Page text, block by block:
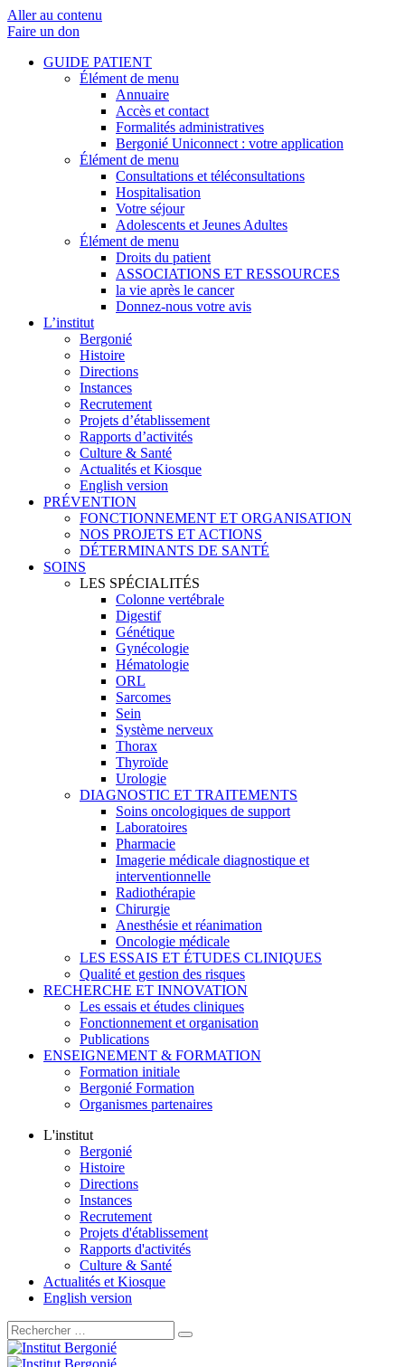
Aller au contenu
Faire un don
GUIDE PATIENT
Élément de menu
Annuaire
Accès et contact
Formalités administratives
Bergonié Uniconnect : votre application
Élément de menu
Consultations et téléconsultations
Hospitalisation
Votre séjour
Adolescents et Jeunes Adultes
Élément de menu
Droits du patient
ASSOCIATIONS ET RESSOURCES
la vie après le cancer
Donnez-nous votre avis
L’institut
Bergonié
Histoire
Directions
Instances
Recrutement
Projets d’établissement
Rapports d’activités
Culture & Santé
Actualités et Kiosque
English version
PRÉVENTION
FONCTIONNEMENT ET ORGANISATION
NOS PROJETS ET ACTIONS
DÉTERMINANTS DE SANTÉ
SOINS
LES SPÉCIALITÉS
Colonne vertébrale
Digestif
Génétique
Gynécologie
Hématologie
ORL
Sarcomes
Sein
Système nerveux
Thorax
Thyroïde
Urologie
DIAGNOSTIC ET TRAITEMENTS
Soins oncologiques de support
Laboratoires
Pharmacie
Imagerie médicale diagnostique et
interventionnelle
Radiothérapie
Chirurgie
Anesthésie et réanimation
Oncologie médicale
LES ESSAIS ET ÉTUDES CLINIQUES
Qualité et gestion des risques
RECHERCHE ET INNOVATION
Les essais et études cliniques
Fonctionnement et organisation
Publications
ENSEIGNEMENT & FORMATION
Formation initiale
Bergonié Formation
Organismes partenaires
L'institut
Bergonié
Histoire
Directions
Instances
Recrutement
Projets d'établissement
Rapports d'activités
Culture & Santé
Actualités et Kiosque
English version
Rechercher :